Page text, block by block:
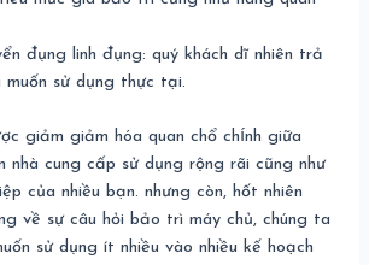
đụng linh đụng: quý khách dĩ nhiên trả
muốn sử dụng thực tại.
giảm giảm hóa quan chổ chính giữa
nhà cung cấp sử dụng rộng rãi cũng như
của nhiều bạn. nhưng còn, hốt nhiên
về sự câu hỏi bảo trì máy chủ, chúng ta
sử dụng ít nhiều vào nhiều kế hoạch